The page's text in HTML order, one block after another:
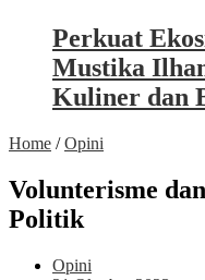
Perkuat
Mustika
Kuliner dan
Home /Opini
Volunterisme
Politik
Opini